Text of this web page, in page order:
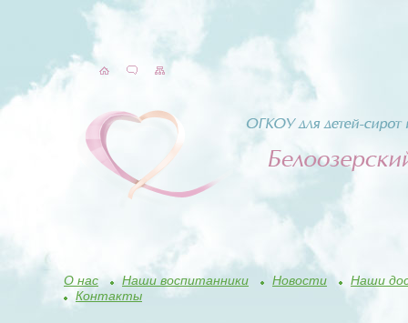
О нас Наши воспитанники Новости
Наши
Контакты